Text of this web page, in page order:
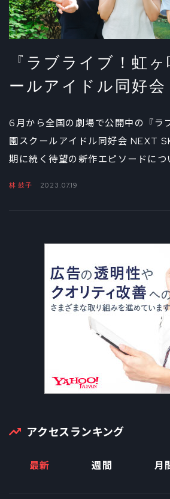
『ラブライブ！虹
ールアイドル同好
璃、林 鼓子が語る
の今とこれから①
6月から全国の劇場で公開中の『ラ
園スクールアイドル同好会 NEXT
期に続く待望の新作エピソードにつ
林 鼓子 2023.07.19
アクセスランキング
最新 週間 月